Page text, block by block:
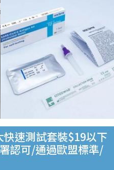
快速測試套裝$19以下
認可/通過歐盟標準/